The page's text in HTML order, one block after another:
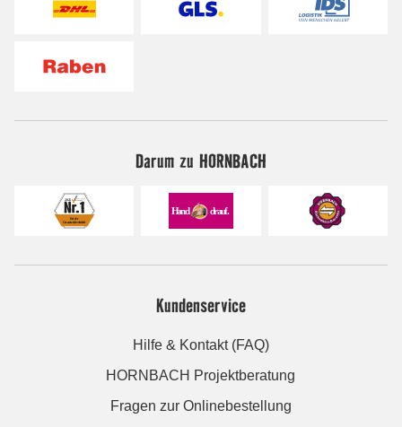
Darum zu HORNBACH
Kundenservice
Hilfe & Kontakt (FAQ)
HORNBACH Projektberatung
Fragen zur Onlinebestellung